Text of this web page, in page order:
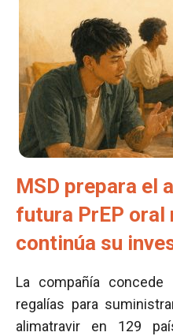
MSD prepara el
futura PrEP oral
continúa su
La compañía
regalías para
alimatravir en 129